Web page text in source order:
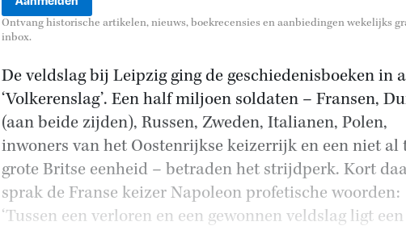
Ontvang historische artikelen, nieuws, boekrecensies en aanbiedingen wekelijks
inbox.
De veldslag bij Leipzig ging de geschiedenisboeken in
‘Volkerenslag’. Een half miljoen soldaten – Fransen,
(aan beide zijden), Russen, Zweden, Italianen, Polen,
inwoners van het Oostenrijkse keizerrijk en een niet al
grote Britse eenheid – betraden het strijdperk. Kort
sprak de Franse keizer Napoleon profetische woorden:
‘Tussen een verloren en een gewonnen veldslag ligt een